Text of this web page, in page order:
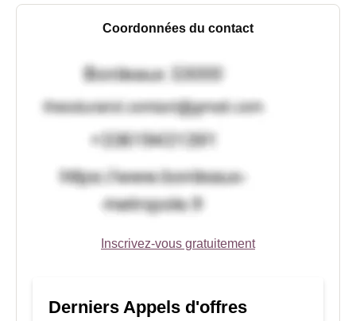
Coordonnées du contact
Inscrivez-vous gratuitement
Derniers Appels d'offres